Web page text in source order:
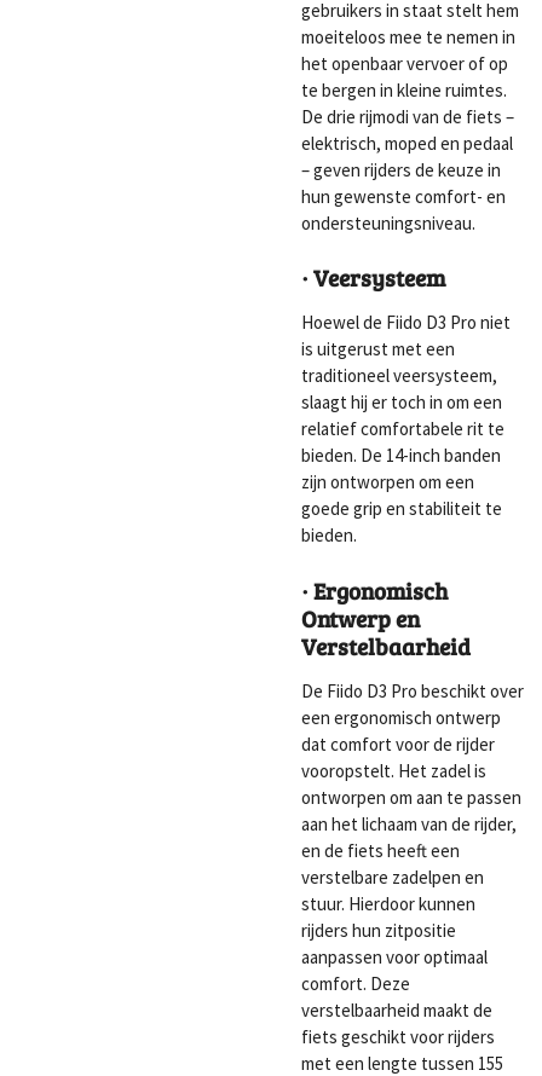
gebruikers in staat stelt hem
moeiteloos mee te nemen in
het openbaar vervoer of op
te bergen in kleine ruimtes.
De drie rijmodi van de fiets –
elektrisch, moped en pedaal
– geven rijders de keuze in
hun gewenste comfort- en
ondersteuningsniveau.
· Veersysteem
Hoewel de Fiido D3 Pro niet
is uitgerust met een
traditioneel veersysteem,
slaagt hij er toch in om een
relatief comfortabele rit te
bieden. De 14-inch banden
zijn ontworpen om een
goede grip en stabiliteit te
bieden.
· Ergonomisch
Ontwerp en
Verstelbaarheid
De Fiido D3 Pro beschikt over
een ergonomisch ontwerp
dat comfort voor de rijder
vooropstelt. Het zadel is
ontworpen om aan te passen
aan het lichaam van de rijder,
en de fiets heeft een
verstelbare zadelpen en
stuur. Hierdoor kunnen
rijders hun zitpositie
aanpassen voor optimaal
comfort. Deze
verstelbaarheid maakt de
fiets geschikt voor rijders
met een lengte tussen 155